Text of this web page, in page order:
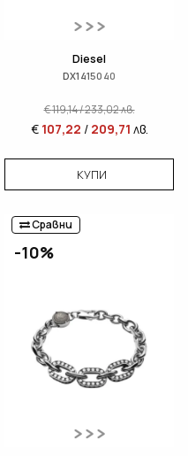
Diesel
DX1415040
€119,14/233,02лв.
€ 107,22 / 209,71 лв.
КУПИ
Сравни
-10%